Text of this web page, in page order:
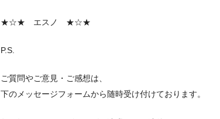
★☆★ エスノ ★☆★
P.S.
ご質問やご意見・ご感想は、
下のメッセージフォームから随時受け付けております。